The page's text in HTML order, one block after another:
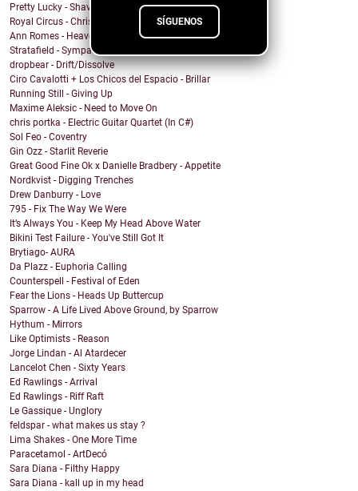
SÍGUENOS
Pretty Lucky - Shave Or Sheep
Royal Circus - Christmas in blue
Ann Romes - Heaven
Stratafield - Sympathetic Waveforms
dropbear - Drift/Dissolve
Ciro Cavalotti + Los Chicos del Espacio - Brillar
Running Still - Giving Up
Maxime Aleksic - Need to Move On
chris portka - Electric Guitar Quartet (In C#)
Sol Feo - Coventry
Gin Ozz - Starlit Reverie
Great Good Fine Ok x Danielle Bradbery - Appetite
Nordkvist - Digging Trenches
Drew Danburry - Love
795 - Fix The Way We Were
It’s Always You - Keep My Head Above Water
Bikini Test Failure - You've Still Got It
Brytiago- AURA
Da Plazz - Euphoria Calling
Counterspell - Festival of Eden
Fear the Lions - Heads Up Buttercup
Sparrow - A Life Lived Above Ground, by Sparrow
Hythum - Mirrors
Like Optimists - Reason
Jorge Lindan - Al Atardecer
Lancelot Chen - Sixty Years
Ed Rawlings - Arrival
Ed Rawlings - Riff Raft
Le Gassique - Unglory
feldspar - what makes us stay ?
Lima Shakes - One More Time
Paracetamol - ArtDecó
Sara Diana - Filthy Happy
Sara Diana - kall up in my head